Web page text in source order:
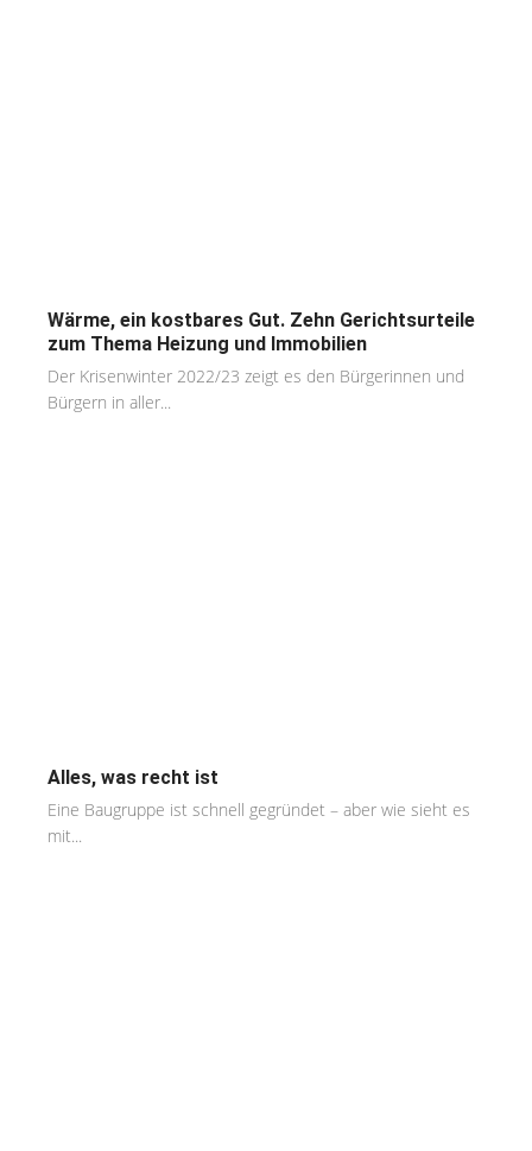
Wärme, ein kostbares Gut. Zehn Gerichtsurteile
zum Thema Heizung und Immobilien
Der Krisenwinter 2022/23 zeigt es den Bürgerinnen und
Bürgern in aller...
Alles, was recht ist
Eine Baugruppe ist schnell gegründet – aber wie sieht es
mit...